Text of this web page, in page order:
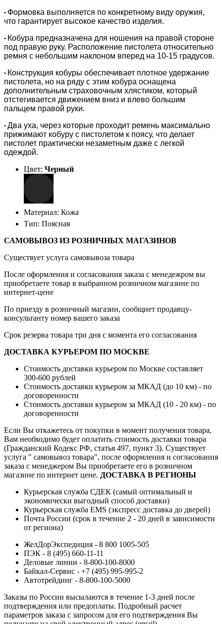
• Формовка выполняется по конкретному виду оружия,
что гарантирует высокое качество изделия.
• Кобура предназначена для ношения на правой стороне
под правую руку. Расположение пистолета относительно
ремня с небольшим наклоном вперед на 10-15 градусов.
• Конструкция кобуры обеспечивает плотное удержание
пистолета, но на ряду с этим кобура оснащена
дополнительным страховочным хлястиком, который
отстегивается движением вниз и влево большим
пальцем правой руки.
• Два уха, через которые проходит ремень максимально
прижимают кобуру с пистолетом к поясу, что делает
пистолет практически незаметным даже с легкой
одеждой.
Цвет: Черный
Материал: Кожа
Тип: Поясная
САМОВЫВОЗ ИЗ РОЗНИЧНЫХ МАГАЗИНОВ
Существует услуга самовывоза товара
После оформления и согласования заказа с менедежром вы
приобретаете товар в выбранном розничном магазине по
интернет-цене
По приезду в розничный магазин, сообщиет продавцу-
консультанту номер вашего заказа
Срок резерва товара три дня с момента его согласования
ДОСТАВКА КУРЬЕРОМ ПО МОСКВЕ
Стоимость доставки курьером по Москве составляет
300-600 рублей
Стоимость доставки курьером за МКАД (до 10 км) - по
договоренности
Стоимость доставки курьером за МКАД (10 - 20 км) - по
договоренности
Если Вы откажетесь от покупки в момент получения товара,
Вам необходимо будет оплатить стоимость доставки товара
(Гражданский Кодекс РФ, статья 497, пункт 3). Существует
услуга " самовывоз товара", после оформления и согласования
заказа с менеджером Вы приобретаете его в розничном
магазине по интернет цене. ДОСТАВКА В РЕГИОНЫ
Курьерская служба СДЕК (самый оптимальный и
экономически выгодный способ доставки)
Курьерская служба EMS (экспресс доставка до дверей)
Почта России (срок в течение 2 - 20 дней в зависимости
от региона)
ЖелДорЭкспедиция - 8 800 1005-505
ПЭК - 8 (495) 660-11-11
Деловые линии - 8-800-100-8000
Байкал-Сервис - +7 (495) 995-995-2
Автотрейдинг - 8-800-100-5000
Заказы по России высылаются в течение 1-3 дней после
подтверждения или предоплаты. Подробный расчет
параметров заказа с запросом для его подтверждения Вы